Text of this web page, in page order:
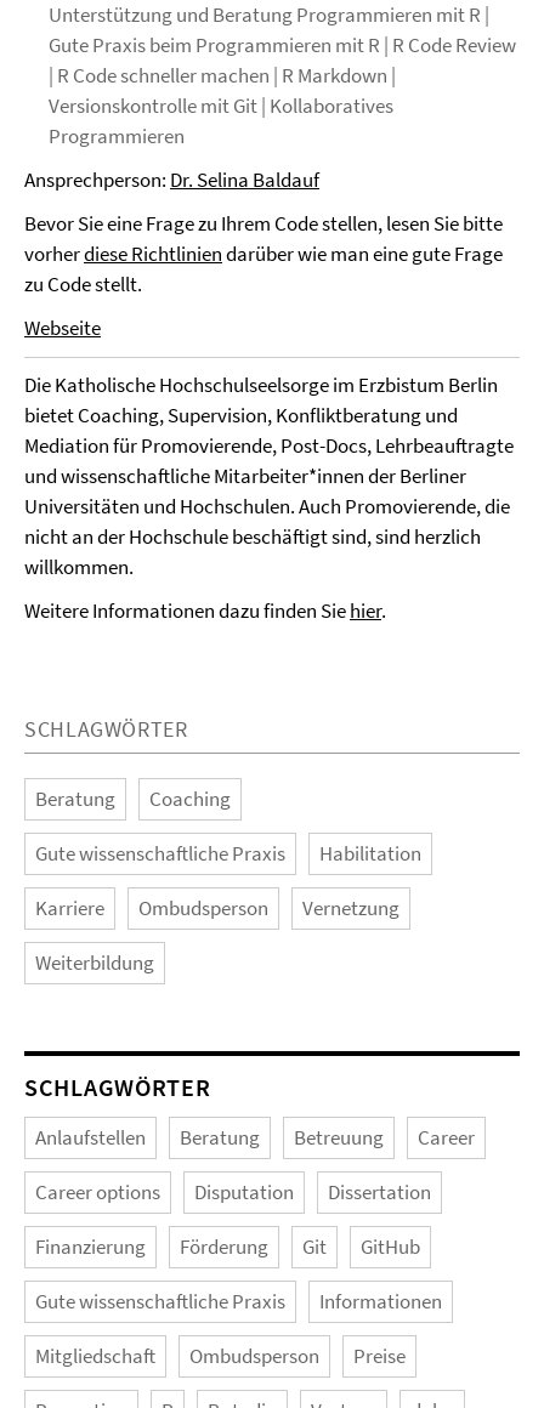
Unterstützung und Beratung Programmieren mit R |
Gute Praxis beim Programmieren mit R | R Code Review
| R Code schneller machen | R Markdown |
Versionskontrolle mit Git | Kollaboratives
Programmieren
Ansprechperson: Dr. Selina Baldauf
Bevor Sie eine Frage zu Ihrem Code stellen, lesen Sie bitte
vorherdiese Richtliniendarüber wie man eine gute Frage
zu Code stellt.
Webseite
Die Katholische Hochschulseelsorge im Erzbistum Berlin
bietet Coaching, Supervision, Konfliktberatung und
Mediation für Promovierende, Post-Docs, Lehrbeauftragte
und wissenschaftliche Mitarbeiter*innen der Berliner
Universitäten und Hochschulen. Auch Promovierende, die
nicht an der Hochschule beschäftigt sind, sind herzlich
willkommen.
Weitere Informationen dazu finden Siehier.
SCHLAGWÖRTER
Beratung Coaching
Gute wissenschaftliche Praxis Habilitation
Karriere Ombudsperson Vernetzung
Weiterbildung
SCHLAGWÖRTER
Anlaufstellen Beratung Betreuung Career
Career options Disputation Dissertation
Finanzierung Förderung Git GitHub
Gute wissenschaftliche Praxis Informationen
Mitgliedschaft Ombudsperson Preise